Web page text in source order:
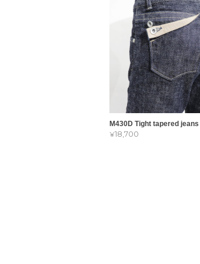
M430D Tight tapered jeans
¥18,700